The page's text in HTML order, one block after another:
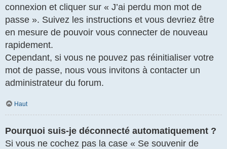
connexion et cliquer sur « J’ai perdu mon mot de
passe ». Suivez les instructions et vous devriez être
en mesure de pouvoir vous connecter de nouveau
rapidement.
Cependant, si vous ne pouvez pas réinitialiser votre
mot de passe, nous vous invitons à contacter un
administrateur du forum.
Haut
Pourquoi suis-je déconnecté automatiquement ?
Si vous ne cochez pas la case « Se souvenir de